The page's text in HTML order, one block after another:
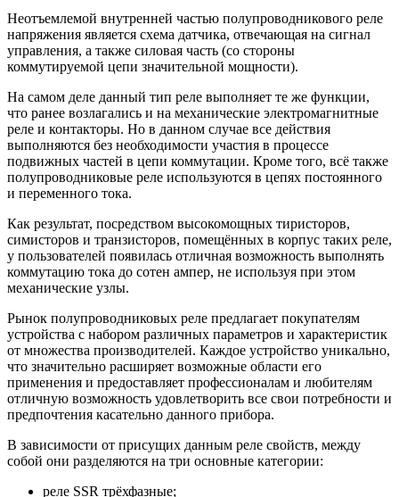
Неотъемлемой внутренней частью полупроводникового реле
напряжения является схема датчика, отвечающая на сигнал
управления, а также силовая часть (со стороны
коммутируемой цепи значительной мощности).
На самом деле данный тип реле выполняет те же функции,
что ранее возлагались и на механические электромагнитные
реле и контакторы. Но в данном случае все действия
выполняются без необходимости участия в процессе
подвижных частей в цепи коммутации. Кроме того, всё также
полупроводниковые реле используются в цепях постоянного
и переменного тока.
Как результат, посредством высокомощных тиристоров,
симисторов и транзисторов, помещённых в корпус таких реле,
у пользователей появилась отличная возможность выполнять
коммутацию тока до сотен ампер, не используя при этом
механические узлы.
Рынок полупроводниковых реле предлагает покупателям
устройства с набором различных параметров и характеристик
от множества производителей. Каждое устройство уникально,
что значительно расширяет возможные области его
применения и предоставляет профессионалам и любителям
отличную возможность удовлетворить все свои потребности и
предпочтения касательно данного прибора.
В зависимости от присущих данным реле свойств, между
собой они разделяются на три основные категории:
реле SSR трёхфазные;